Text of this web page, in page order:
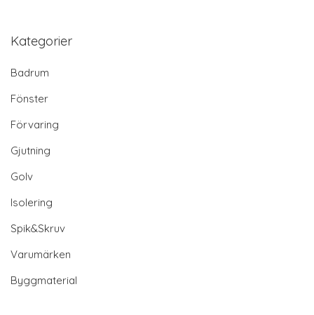
Kategorier
Badrum
Fönster
Förvaring
Gjutning
Golv
Isolering
Spik&Skruv
Varumärken
Byggmaterial